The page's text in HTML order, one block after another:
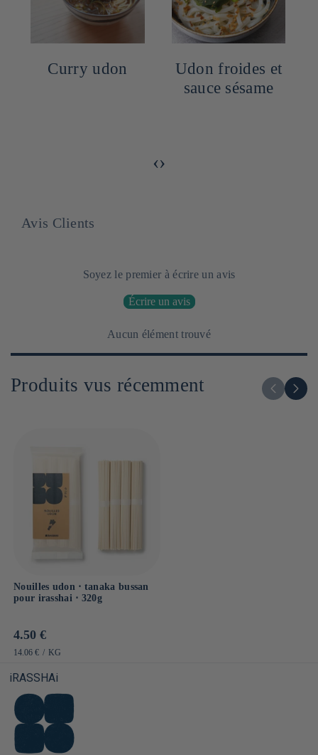
Curry udon
Udon froides et
sauce sésame
‹›
Avis Clients
Soyez le premier à écrire un avis
Écrire un avis
Aucun élément trouvé
Produits vus récemment
Nouilles udon ⋅ tanaka bussan
pour irasshai ⋅ 320g
Prix
habituel
4.50 €
PRIX
14.06 € / PAR
KG
iRASSHAi